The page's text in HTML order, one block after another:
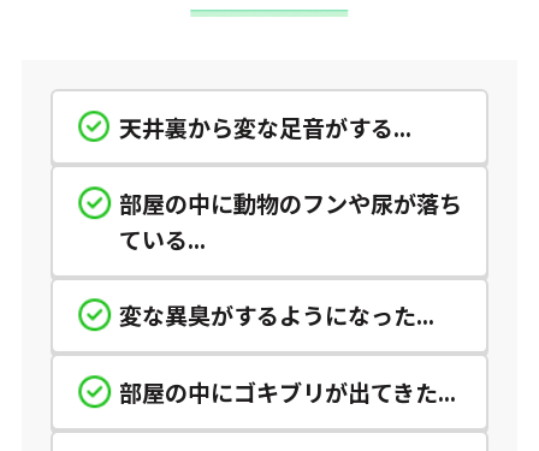
天井裏から変な足音がする...
部屋の中に動物のフンや尿が落ち
ている...
変な異臭がするようになった...
部屋の中にゴキブリが出てきた...